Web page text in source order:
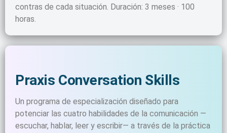
contras de cada situación. Duración: 3 meses · 100
horas.
Praxis Conversation Skills
Un programa de especialización diseñado para
potenciar las cuatro habilidades de la comunicación —
escuchar, hablar, leer y escribir— a través de la práctica